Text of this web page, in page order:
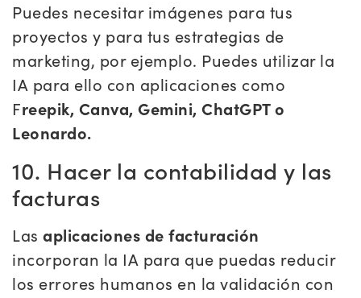
Puedes necesitar imágenes para tus
proyectos y para tus estrategias de
marketing, por ejemplo. Puedes utilizar la
IA para ello con aplicaciones como
Freepik, Canva, Gemini, ChatGPT o
Leonardo.
10. Hacer la contabilidad y las
facturas
Las aplicaciones de facturación
incorporan la IA para que puedas reducir
los errores humanos en la validación con